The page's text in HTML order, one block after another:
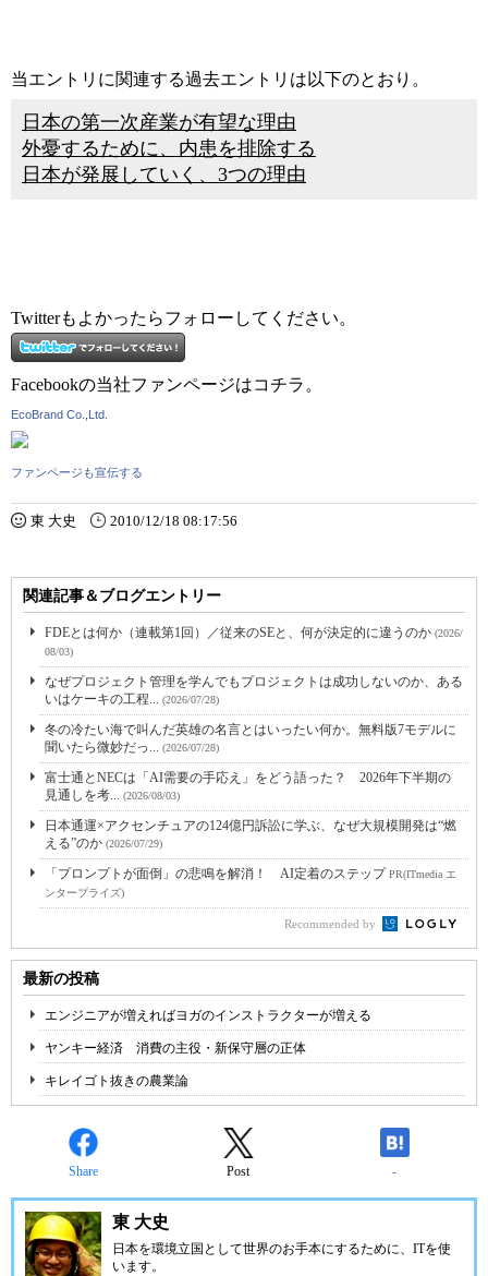
当エントリに関連する過去エントリは以下のとおり。
日本の第一次産業が有望な理由
外憂するために、内患を排除する
日本が発展していく、3つの理由
Twitterもよかったらフォローしてください。
Facebookの当社ファンページはコチラ。
EcoBrand Co.,Ltd.
ファンページも宣伝する
東 大史 2010/12/18 08:17:56
関連記事＆ブログエントリー
FDEとは何か（連載第1回）／従来のSEと、何が決定的に違うのか (2026/
08/03)
なぜプロジェクト管理を学んでもプロジェクトは成功しないのか、ある
いはケーキの工程... (2026/07/28)
冬の冷たい海で叫んだ英雄の名言とはいったい何か。無料版7モデルに
聞いたら微妙だっ... (2026/07/28)
富士通とNECは「AI需要の手応え」をどう語った？ 2026年下半期の
見通しを考... (2026/08/03)
日本通運×アクセンチュアの124億円訴訟に学ぶ、なぜ大規模開発は“燃
える”のか (2026/07/29)
「プロンプトが面倒」の悲鳴を解消！ AI定着のステップPR(ITmedia エ
ンタープライズ)
Recommended by
最新の投稿
エンジニアが増えればヨガのインストラクターが増える
ヤンキー経済 消費の主役・新保守層の正体
キレイゴト抜きの農業論
Share Post -
東 大史
日本を環境立国として世界のお手本にするために、ITを使
います。